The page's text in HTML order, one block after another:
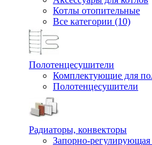
Котлы отопительные
Все категории (10)
Полотенцесушители
Комплектующие для
Полотенцесушители
Радиаторы, конвекторы
Запорно-регулирующая